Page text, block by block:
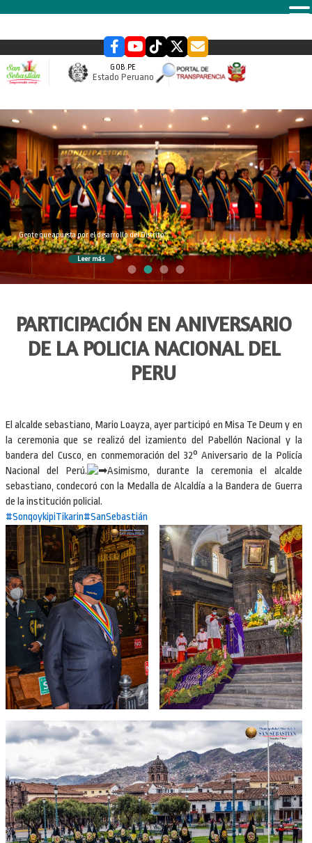
GOB.PE
Estado Peruano
slider
Gente que apuesta por el desarrollo del Distrito
Leer más
PARTICIPACIÓN EN ANIVERSARIO
DE LA POLICIA NACIONAL DEL
PERU
El alcalde sebastiano, Mario Loayza, ayer participó en Misa Te Deum y en
la ceremonia que se realizó del izamiento del Pabellón Nacional y la
bandera del Cusco, en conmemoración del 32° Aniversario de la Policía
Nacional del Perú.
Asimismo, durante la ceremonia el alcalde
sebastiano, condecoró con la Medalla de Alcaldía a la Bandera de Guerra
de la institución policial.
#SonqoykipiTikarin#SanSebastián